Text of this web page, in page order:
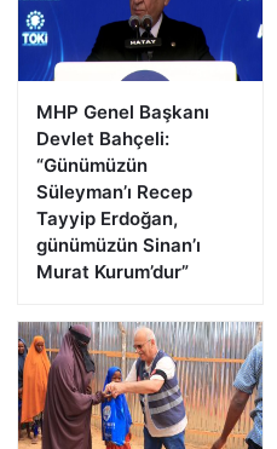
MHP Genel Başkanı
Devlet Bahçeli:
“Günümüzün
Süleyman’ı Recep
Tayyip Erdoğan,
günümüzün Sinan’ı
Murat Kurum’dur”